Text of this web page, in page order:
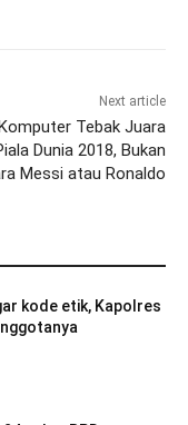
Next article
Tebak Juara
Dunia 2018, Bukan
Messi atau Ronaldo
kode etik, Kapolres